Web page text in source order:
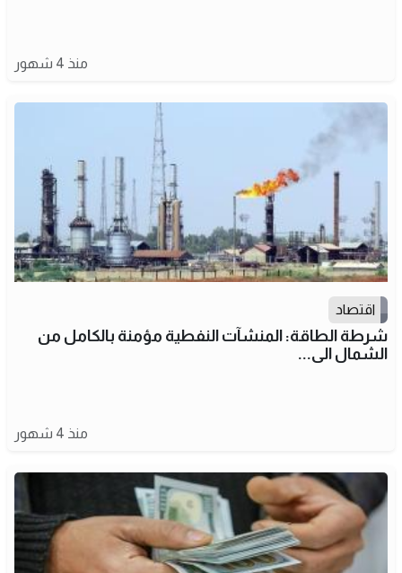
منذ 4 شهور
اقتصاد
شرطة الطاقة: المنشآت النفطية مؤمنة بالكامل من
الشمال الى...
منذ 4 شهور